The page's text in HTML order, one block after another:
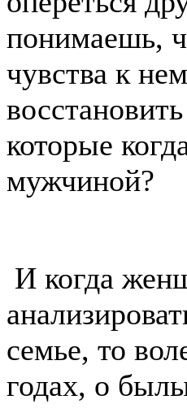
понимаешь,
чувства к
которые
мужчиной?
И когда
семье, то
годах, о